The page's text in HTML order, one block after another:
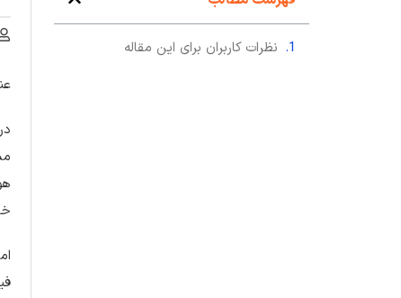
نظرات کاربران برای این مقاله